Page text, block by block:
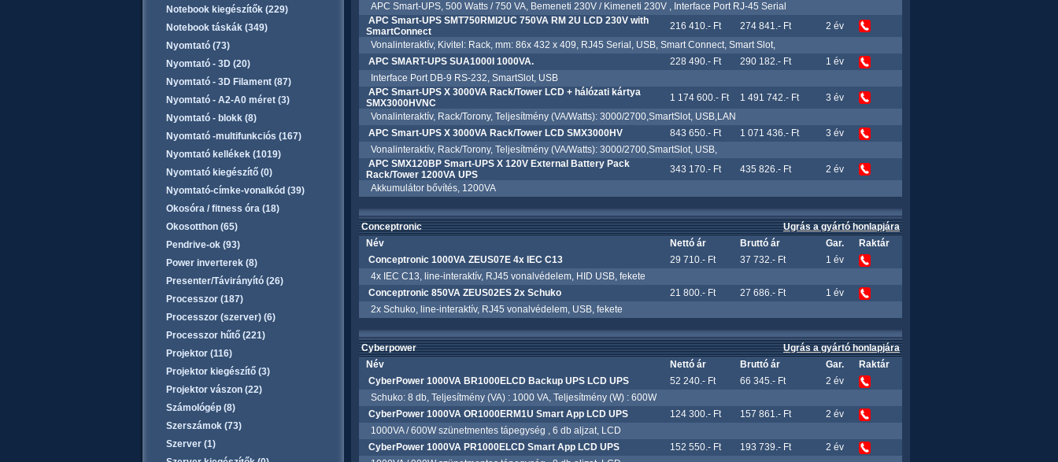
Notebook kiegészítők (229)
Notebook táskák (349)
Nyomtató (73)
Nyomtató - 3D (20)
Nyomtató - 3D Filament (87)
Nyomtató - A2-A0 méret (3)
Nyomtató - blokk (8)
Nyomtató -multifunkciós (167)
Nyomtató kellékek (1019)
Nyomtató kiegészítő (0)
Nyomtató-címke-vonalkód (39)
Okosóra / fitness óra (18)
Okosotthon (65)
Pendrive-ok (93)
Power inverterek (8)
Presenter/Távirányító (26)
Processzor (187)
Processzor (szerver) (6)
Processzor hűtő (221)
Projektor (116)
Projektor kiegészítő (3)
Projektor vászon (22)
Számológép (8)
Szerszámok (73)
Szerver (1)
APC Smart-UPS, 500 Watts / 750 VA, Bemeneti 230V / Kimeneti 230V , Interface Port RJ-45 Serial
APC Smart-UPS SMT750RMI2UC 750VA RM 2U LCD 230V with
SmartConnect
216 410.- Ft 274 841.- Ft
2 év
Vonalinteraktív, Kivitel: Rack, mm: 86x 432 x 409, RJ45 Serial, USB, Smart Connect, Smart Slot,
APC SMART-UPS SUA1000I 1000VA.
228 490.- Ft 290 182.- Ft
1 év
Interface Port DB-9 RS-232, SmartSlot, USB
APC Smart-UPS X 3000VA Rack/Tower LCD + hálózati kártya
SMX3000HVNC
1 174 600.- Ft 1 491 742.- Ft
3 év
Vonalinteraktív, Rack/Torony, Teljesítmény (VA/Watts): 3000/2700,SmartSlot, USB,LAN
APC Smart-UPS X 3000VA Rack/Tower LCD SMX3000HV
843 650.- Ft 1 071 436.- Ft
3 év
Vonalinteraktív, Rack/Torony, Teljesítmény (VA/Watts): 3000/2700,SmartSlot, USB,
APC SMX120BP Smart-UPS X 120V External Battery Pack
Rack/Tower 1200VA UPS
343 170.- Ft 435 826.- Ft
2 év
Akkumulátor bővítés, 1200VA
Conceptronic
Ugrás a gyártó honlapjára
Név
Nettó ár Bruttó ár Gar.
Raktár
Conceptronic 1000VA ZEUS07E 4x IEC C13
29 710.- Ft 37 732.- Ft
1 év
4x IEC C13, line-interaktív, RJ45 vonalvédelem, HID USB, fekete
Conceptronic 850VA ZEUS02ES 2x Schuko
21 800.- Ft 27 686.- Ft
1 év
2x Schuko, line-interaktív, RJ45 vonalvédelem, USB, fekete
Cyberpower
Ugrás a gyártó honlapjára
Név
Nettó ár Bruttó ár Gar.
Raktár
CyberPower 1000VA BR1000ELCD Backup UPS LCD UPS
52 240.- Ft 66 345.- Ft
2 év
Schuko: 8 db, Teljesítmény (VA) : 1000 VA, Teljesítmény (W) : 600W
CyberPower 1000VA OR1000ERM1U Smart App LCD UPS
124 300.- Ft 157 861.- Ft
2 év
1000VA / 600W szünetmentes tápegység , 6 db aljzat, LCD
CyberPower 1000VA PR1000ELCD Smart App LCD UPS
152 550.- Ft 193 739.- Ft
2 év